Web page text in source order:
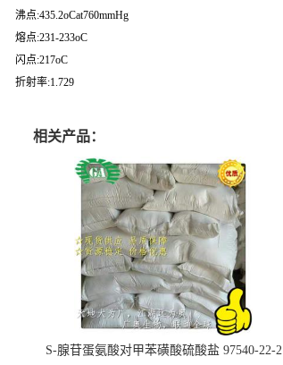
沸点:435.2oCat760mmHg
熔点:231-233oC
闪点:217oC
折射率:1.729
相关产品：
S-腺苷蛋氨酸对甲苯磺酸硫酸盐 97540-22-2